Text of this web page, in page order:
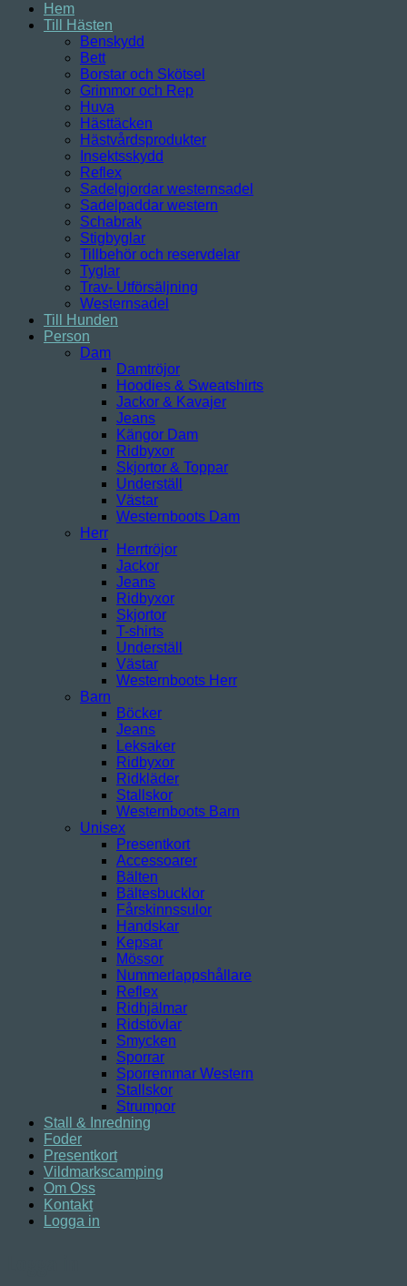
Hem
Till Hästen
Benskydd
Bett
Borstar och Skötsel
Grimmor och Rep
Huva
Hästtäcken
Hästvårdsprodukter
Insektsskydd
Reflex
Sadelgjordar westernsadel
Sadelpaddar western
Schabrak
Stigbyglar
Tillbehör och reservdelar
Tyglar
Trav- Utförsäljning
Westernsadel
Till Hunden
Person
Dam
Damtröjor
Hoodies & Sweatshirts
Jackor & Kavajer
Jeans
Kängor Dam
Ridbyxor
Skjortor & Toppar
Underställ
Västar
Westernboots Dam
Herr
Herrtröjor
Jackor
Jeans
Ridbyxor
Skjortor
T-shirts
Underställ
Västar
Westernboots Herr
Barn
Böcker
Jeans
Leksaker
Ridbyxor
Ridkläder
Stallskor
Westernboots Barn
Unisex
Presentkort
Accessoarer
Bälten
Bältesbucklor
Fårskinnssulor
Handskar
Kepsar
Mössor
Nummerlappshållare
Reflex
Ridhjälmar
Ridstövlar
Smycken
Sporrar
Sporremmar Western
Stallskor
Strumpor
Stall & Inredning
Foder
Presentkort
Vildmarkscamping
Om Oss
Kontakt
Logga in